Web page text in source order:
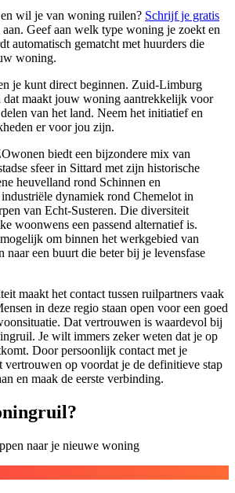
wil je van woning ruilen? Schrijf je gratis
Geef aan welk type woning je zoekt en
automatisch gematcht met huurders die
woning.
je kunt direct beginnen. Zuid-Limburg
dat maakt jouw woning aantrekkelijk voor
van het land. Neem het initiatief en
er voor jou zijn.
biedt een bijzondere mix van
sfeer in Sittard met zijn historische
heuvelland rond Schinnen en
dynamiek rond Chemelot in
van Echt-Susteren. Die diversiteit
woonwens een passend alternatief is.
om binnen het werkgebied van
naar een buurt die beter bij je levensfase
maakt het contact tussen ruilpartners vaak
in deze regio staan open voor een goed
Dat vertrouwen is waardevol bij
Je wilt immers zeker weten dat je op
Door persoonlijk contact met je
vertrouwen op voordat je de definitieve stap
en maak de eerste verbinding.
naar je nieuwe woning